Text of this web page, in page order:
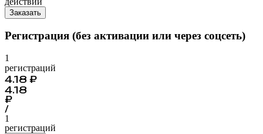
Заказать
Регистрация (без активации или через соцсеть)
1
регистраций
4.18 ₽
4.18
₽
/
1
регистраций